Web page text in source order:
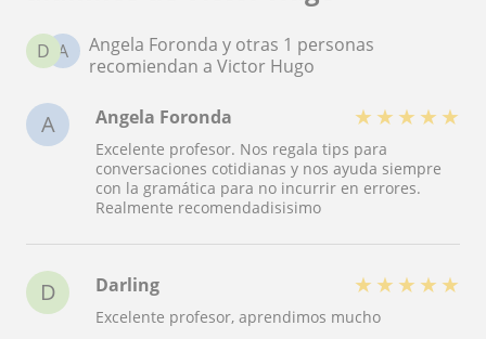
A
D
Angela Foronda y otras 1 personas
recomiendan a Victor Hugo
A Angela Foronda ★ ★ ★ ★ ★
Excelente profesor. Nos regala tips para
conversaciones cotidianas y nos ayuda siempre
con la gramática para no incurrir en errores.
Realmente recomendadisisimo
D Darling ★ ★ ★ ★ ★
Excelente profesor, aprendimos mucho